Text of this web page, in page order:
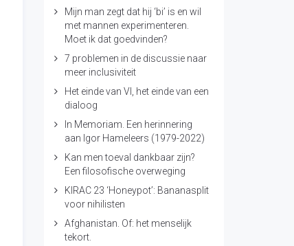
Mijn man zegt dat hij ‘bi’ is en wil
met mannen experimenteren.
Moet ik dat goedvinden?
7 problemen in de discussie naar
meer inclusiviteit
Het einde van VI, het einde van een
dialoog
In Memoriam. Een herinnering
aan Igor Hameleers (1979-2022)
Kan men toeval dankbaar zijn?
Een filosofische overweging
KIRAC 23 ‘Honeypot’: Bananasplit
voor nihilisten
Afghanistan. Of: het menselijk
tekort.